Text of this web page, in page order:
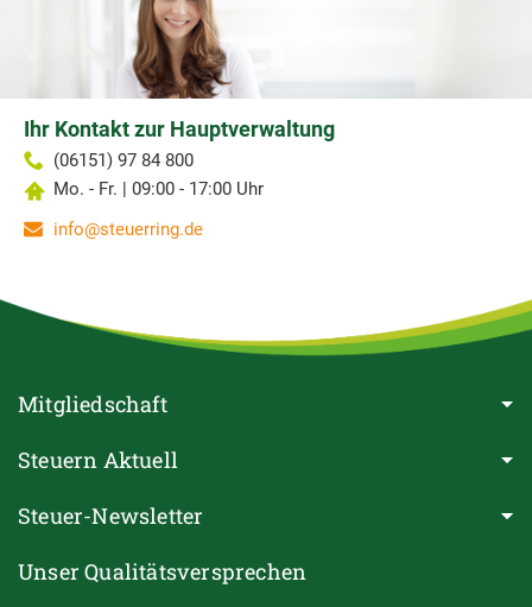
Ihr Kontakt zur Hauptverwaltung
(06151) 97 84 800
Mo. - Fr. | 09:00 - 17:00 Uhr
info@steuerring.de
Mitgliedschaft
Steuern Aktuell
Steuer-Newsletter
Unser Qualitätsversprechen